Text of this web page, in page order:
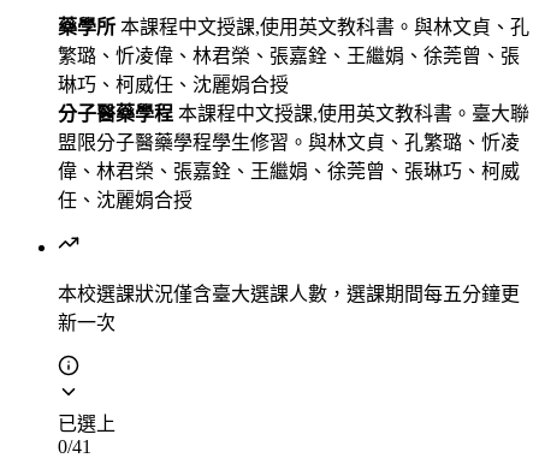
藥學所 本課程中文授課,使用英文教科書。與林文貞、孔
繁璐、忻凌偉、林君榮、張嘉銓、王繼娟、徐莞曾、張
琳巧、柯威任、沈麗娟合授
分子醫藥學程 本課程中文授課,使用英文教科書。臺大聯
盟限分子醫藥學程學生修習。與林文貞、孔繁璐、忻凌
偉、林君榮、張嘉銓、王繼娟、徐莞曾、張琳巧、柯威
任、沈麗娟合授
本校選課狀況僅含臺大選課人數，選課期間每五分鐘更
新一次
已選上
0/41